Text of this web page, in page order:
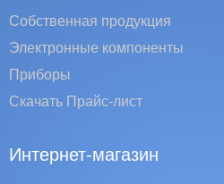
Собственная продукция
Электронные компоненты
Приборы
Скачать Прайс-лист
Интернет-магазин